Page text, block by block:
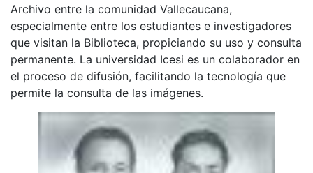
Archivo entre la comunidad Vallecaucana,
especialmente entre los estudiantes e investigadores
que visitan la Biblioteca, propiciando su uso y consulta
permanente. La universidad Icesi es un colaborador en
el proceso de difusión, facilitando la tecnología que
permite la consulta de las imágenes.